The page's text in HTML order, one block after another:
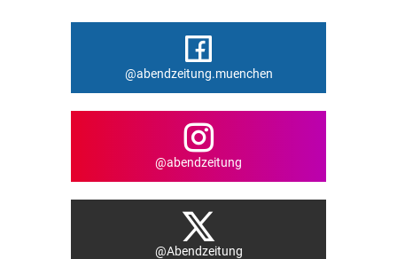
@abendzeitung.muenchen
@abendzeitung
@Abendzeitung